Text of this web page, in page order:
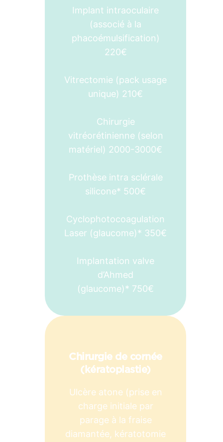
Implant intraoculaire
(associé à la
phacoémulsification)
220€
Vitrectomie (pack usage
unique) 210€
Chirurgie
vitréorétinienne (selon
matériel) 2000-3000€
Prothèse intra sclérale
silicone* 500€
Cyclophotocoagulation
Laser (glaucome)* 350€
Implantation valve
d’Ahmed
(glaucome)* 750€
Chirurgie de cornée
(kératoplastie)
Ulcère atone (prise en
charge initiale par
parage à la fraise
diamantée, kératotomie